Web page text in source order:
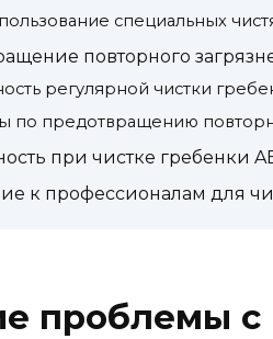
специальных
повторного
регулярной чистки
по предотвращению
при чистке гребенки
к профессионалам для
проблемы с